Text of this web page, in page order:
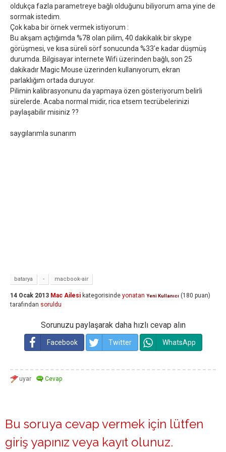
oldukça fazla parametreye bağlı olduğunu biliyorum ama yine de
sormak istedim.
Çok kaba bir örnek vermek istiyorum :
Bu akşam açtığımda %78 olan pilim, 40 dakikalık bir skype
görüşmesi, ve kısa süreli sörf sonucunda %33'e kadar düşmüş
durumda. Bilgisayar internete Wifi üzerinden bağlı, son 25
dakikadır Magic Mouse üzerinden kullanıyorum, ekran
parlaklığım ortada duruyor.
Pilimin kalibrasyonunu da yapmaya özen gösteriyorum belirli
sürelerde. Acaba normal midir, rica etsem tecrübelerinizi
paylaşabilir misiniz ??
saygılarımla sunarım
batarya - macbook-air
14 Ocak 2013 Mac Ailesi kategorisinde yonatan Yeni Kullanıcı (180 puan)
tarafından soruldu
Sorunuzu paylaşarak daha hızlı cevap alın
Facebook Twitter WhatsApp
Bu soruya cevap vermek için lütfen
giriş yapınız veya kayıt olunuz.